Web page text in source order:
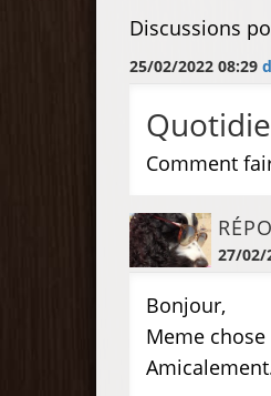
Discussions
25/02/2022 08:29
Comment
27/02/
Bonjour,
Meme